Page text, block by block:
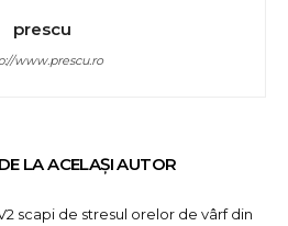
prescu
www.prescu.ro
DE LA ACELAȘI AUTOR
scapi de stresul orelor de vârf din